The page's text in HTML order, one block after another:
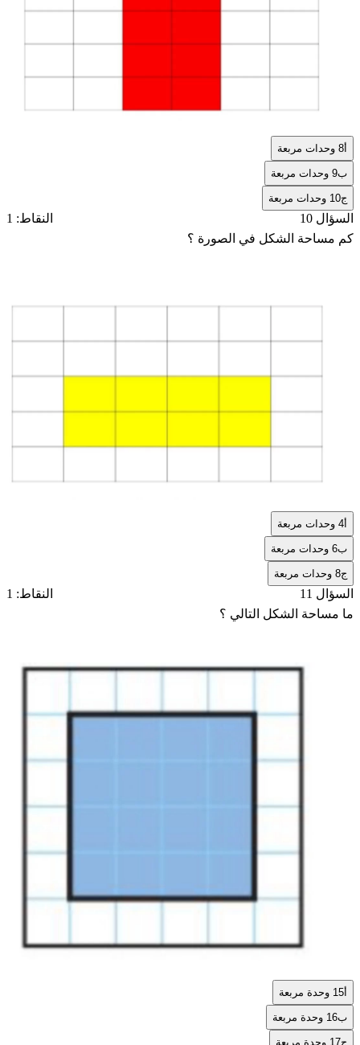
8 وحدات مربعة
ب9 وحدات مربعة
ج10 وحدات مربعة
السؤال 10
النقاط: 1
كم مساحة الشكل في الصورة ؟
4 وحدات مربعة
ب6 وحدات مربعة
ج8 وحدات مربعة
السؤال 11
النقاط: 1
ما مساحة الشكل التالي ؟
15 وحدة مربعة
ب16 وحدة مربعة
ج17 وحدة مربعة